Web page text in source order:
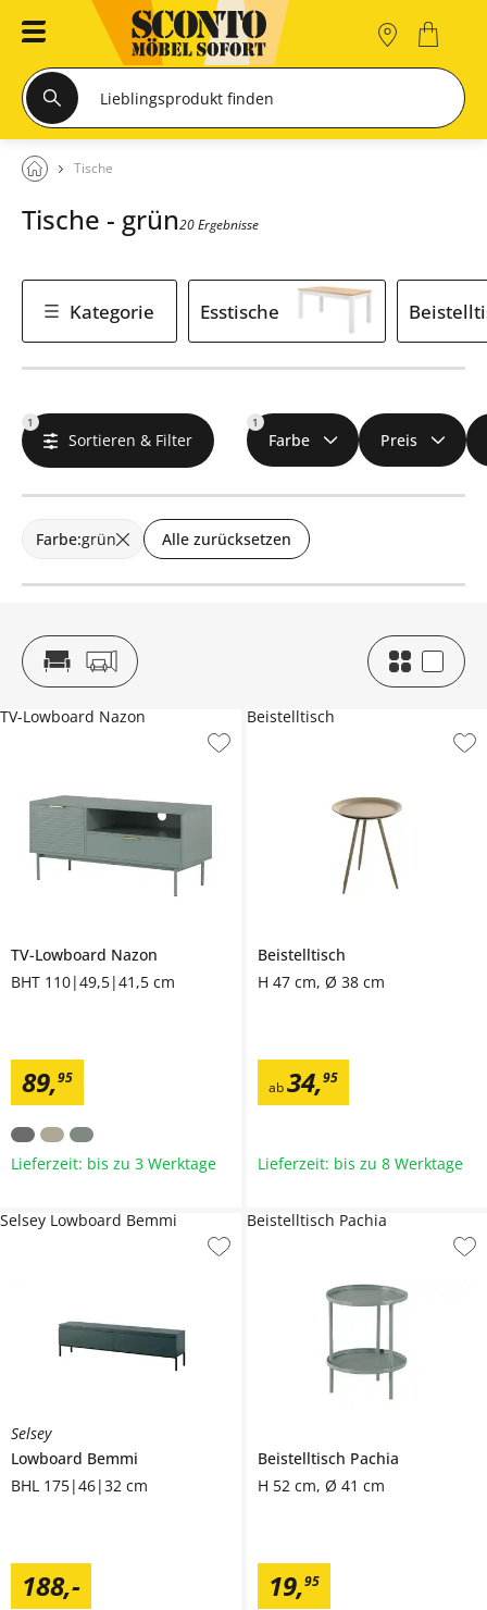
Tische
Tische - grün20 Ergebnisse
Kategorie Esstische
1
Sortieren & Filter
1
Farbe Preis
Farbe:grün Alle zurücksetzen
TV-Lowboard Nazon
BHT 110|49,5|41,5 cm
89,95
TV-Lowboard Nazon
Lieferzeit: bis zu 3 Werktage
Beistelltisch
H 47 cm, Ø 38 cm
ab 34,95
Beistelltisch
Lieferzeit: bis zu 8 Werktage
Selsey
Lowboard Bemmi
BHL 175|46|32 cm
188,-
Selsey Lowboard Bemmi
Beistelltisch Pachia
H 52 cm, Ø 41 cm
19,95
Beistelltisch Pachia